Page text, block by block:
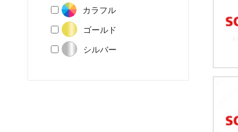
カラフル
ゴールド
シルバー